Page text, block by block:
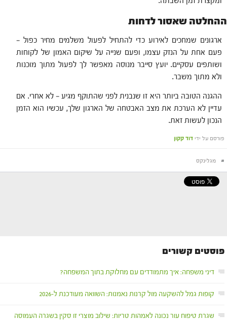
ההחלטה שאסור לדחות
ארגונים שמחכים לאירוע כדי להתחיל לפעול משלמים מחיר כפול —
פעם אחת על הנזק עצמו, ופעם שנייה על שיקום האמון של לקוחות
ושותפים עסקיים. יועץ סייבר מנוסה מאפשר לך לפעול מתוך מוכנות
ולא מתוך משבר.
ההגנה הטובה ביותר היא זו שנבנית לפני שהתוקף מגיע — לא אחרי. אם
עדיין לא הערכת את מצב האבטחה של הארגון שלך, עכשיו הוא הזמן
הנכון לעשות זאת.
פורסם על ידי דוד קקון
# מגלינקס
פוסטים קשורים
דיני משפחה: איך מתמודדים עם מחלוקת בתוך המשפחה?
קופות גמל להשקעה מול קרנות נאמנות: השוואה מעודכנת ל-2026
שגרת טיפוח עור נכונה לאמהות טריות: שילוב מוצרי זו סקין בשגרה העמוסה